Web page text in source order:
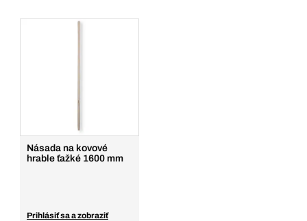
Násada na kovové
hrable ťažké 1600 mm
Prihlásiť sa a zobraziť